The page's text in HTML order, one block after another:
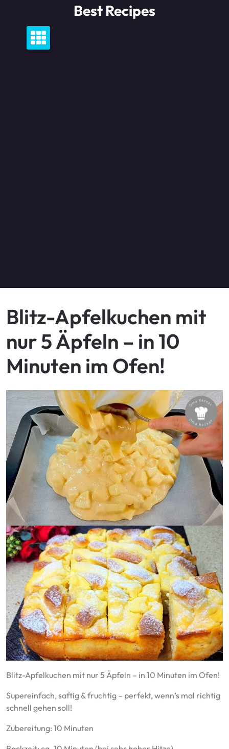
content
Best Recipes
Blitz-Apfelkuchen mit
nur 5 Äpfeln – in 10
Minuten im Ofen!
Blitz-Apfelkuchen mit nur 5 Äpfeln – in 10 Minuten im Ofen!
Supereinfach, saftig & fruchtig – perfekt, wenn’s mal richtig
schnell gehen soll!
Zubereitung: 10 Minuten